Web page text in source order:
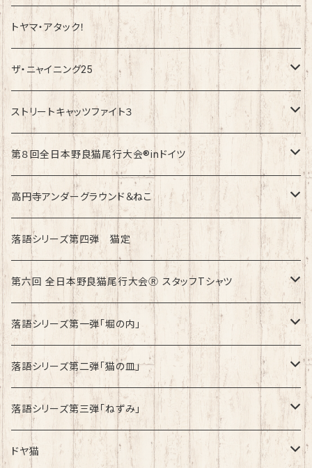
トヤマ・アタック！
ザ・ニャイニング25
速乾ドライタイプ
綿100%ノーマルタイプ
ストリートキャッツファイト３
速乾ドライタイプ
綿100%ノーマルタイプ
第８回全日本野良猫尾行大会®︎inドイツ
第8回全日本野良猫尾行大会®︎inドイツ Light
第8回全日本野良猫尾行大会®︎inドイツ Dark
高円寺アンダーグラウンド＆ねこ
綿100%ノーマルタイプ
落語シリーズ第四弾 猫定
第六回 全日本野良猫尾行大会Ⓡ スタッフTシャツ
速乾ドライタイプ
綿100%ノーマルタイプ
落語シリーズ第一弾「堀の内」
速乾ドライタイプ
落語シリーズ第二弾「猫の皿」
速乾ドライタイプ
落語シリーズ第三弾「ねずみ」
速乾ドライタイプ
ドヤ猫